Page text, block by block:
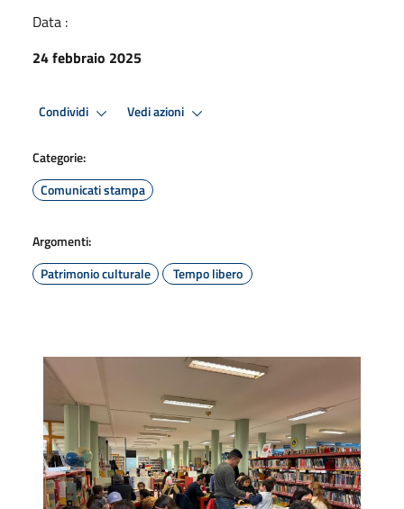
Data :
24 febbraio 2025
Condividi Vedi azioni
Categorie:
Comunicati stampa
Argomenti:
Patrimonio culturale
Tempo libero